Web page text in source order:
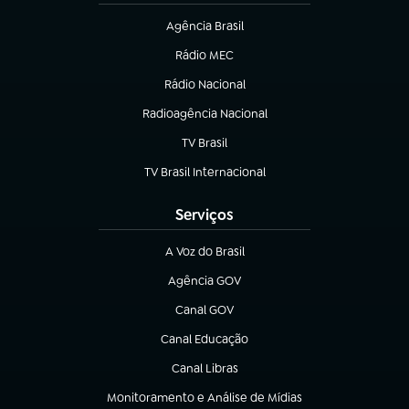
Agência Brasil
(abre em nova aba)
Rádio MEC
(abre em nova aba)
Rádio Nacional
Radioagência Nacional
(abre em nova aba)
TV Brasil
(abre em nova aba)
TV Brasil Internacional
(abre em nova aba)
Serviços
A Voz do Brasil
(abre em nova aba)
Agência GOV
(abre em nova aba)
Canal GOV
(abre em nova aba)
Canal Educação
(abre em nova aba)
Canal Libras
(abre em nova aba)
Monitoramento e Análise de Mídias
(abre em nova aba)